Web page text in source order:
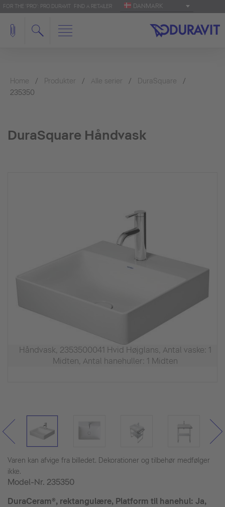
FOR THE 'PRO': PRO.DURAVIT FIND A RETAILER DANMARK
Home Produkter Alle serier
DuraSquare
235350
DuraSquare Håndvask
Håndvask, 2353500041 Hvid Højglans, Antal vaske: 1
Midten, Antal hanehuller: 1 Midten
Varen kan afvige fra billedet. Dekorationer og tilbehør medfølger
ikke.
Model-Nr. 235350
DuraCeram®, rektangulære, Platform til hanehul: Ja,